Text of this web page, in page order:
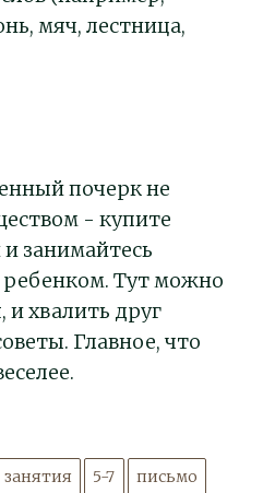
мяч, лестница,
почерк не
- купите
занимайтесь
Тут можно
и хвалить друг
Главное, что
занятия 5-7 письмо